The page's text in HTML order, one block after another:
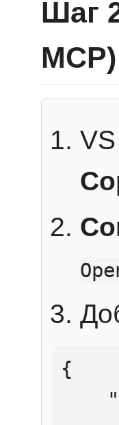
Шаг
MCP)
{